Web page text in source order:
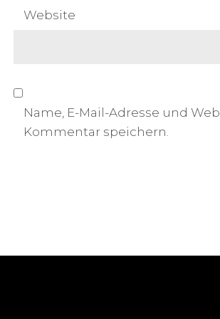
Website
Name, E-Mail-Adresse und
Kommentar speichern.